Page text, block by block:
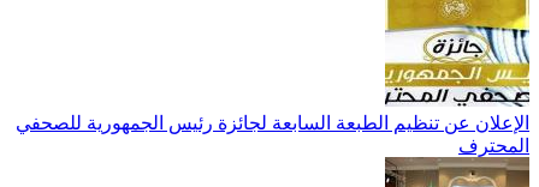
الإعلان عن تنظيم الطبعة السابعة لجائزة رئيس الجمهورية للصحفي
المحترف